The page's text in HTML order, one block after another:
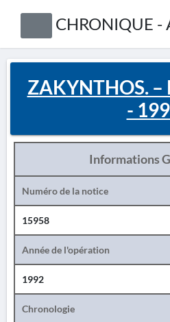
CHRONIQUE -
ZAKYNTHOS. –
-
Informations
Numéro de la notice
15958
Année de l'opération
1992
Chronologie